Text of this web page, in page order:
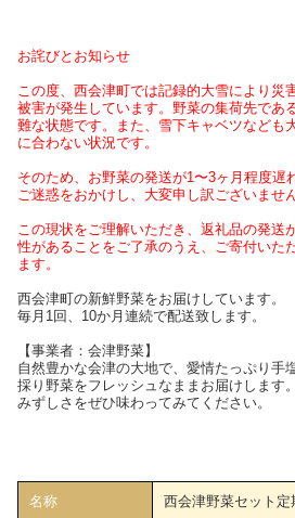
お詫びとお知らせ
この度、西会津町では記録的大雪により災
被害が発生しています。野菜の集荷先であ
難な状態です。また、雪下キャベツなども
に合わない状況です。
そのため、お野菜の発送が1〜3ヶ月程度遅
ご迷惑をおかけし、大変申し訳ございません
この現状をご理解いただき、返礼品の発送
性があることをご了承のうえ、ご寄付いた
ます。
西会津町の新鮮野菜をお届けしています。
毎月1回、10か月連続で配送致します。
【事業者：会津野菜】
自然豊かな会津の大地で、愛情たっぷり手
採り野菜をフレッシュなままお届けします
みずしさをぜひ味わってみてください。
名称 西会津野菜セット定